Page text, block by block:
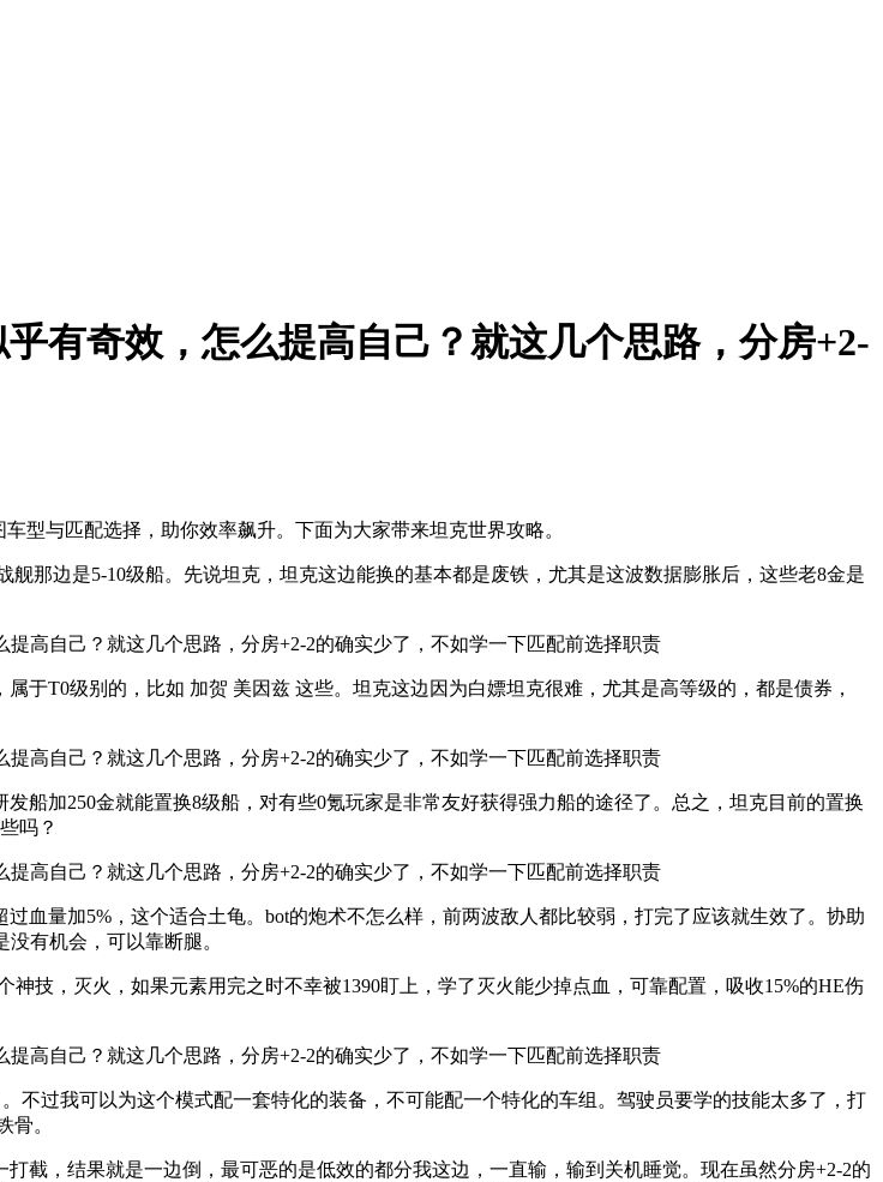
有奇效，怎么提高自己？就这几个思路，分房+2-
型与匹配选择，助你效率飙升。下面为大家带来坦克世界攻略。
那边是5-10级船。先说坦克，坦克这边能换的基本都是废铁，尤其是这波数据膨胀后，这些老8金是
于T0级别的，比如 加贺 美因兹 这些。坦克这边因为白嫖坦克很难，尤其是高等级的，都是债券，
船加250金就能置换8级船，对有些0氪玩家是非常友好获得强力船的途径了。总之，坦克目前的置换
吗？
血量加5%，这个适合土龟。bot的炮术不怎么样，前两波敌人都比较弱，打完了应该就生效了。协助
有机会，可以靠断腿。
技，灭火，如果元素用完之时不幸被1390盯上，学了灭火能少掉点血，可靠配置，吸收15%的HE伤
不过我可以为这个模式配一套特化的装备，不可能配一个特化的车组。驾驶员要学的技能太多了，打
骨。
截，结果就是一边倒，最可恶的是低效的都分我这边，一直输，输到关机睡觉。现在虽然分房+2-2的